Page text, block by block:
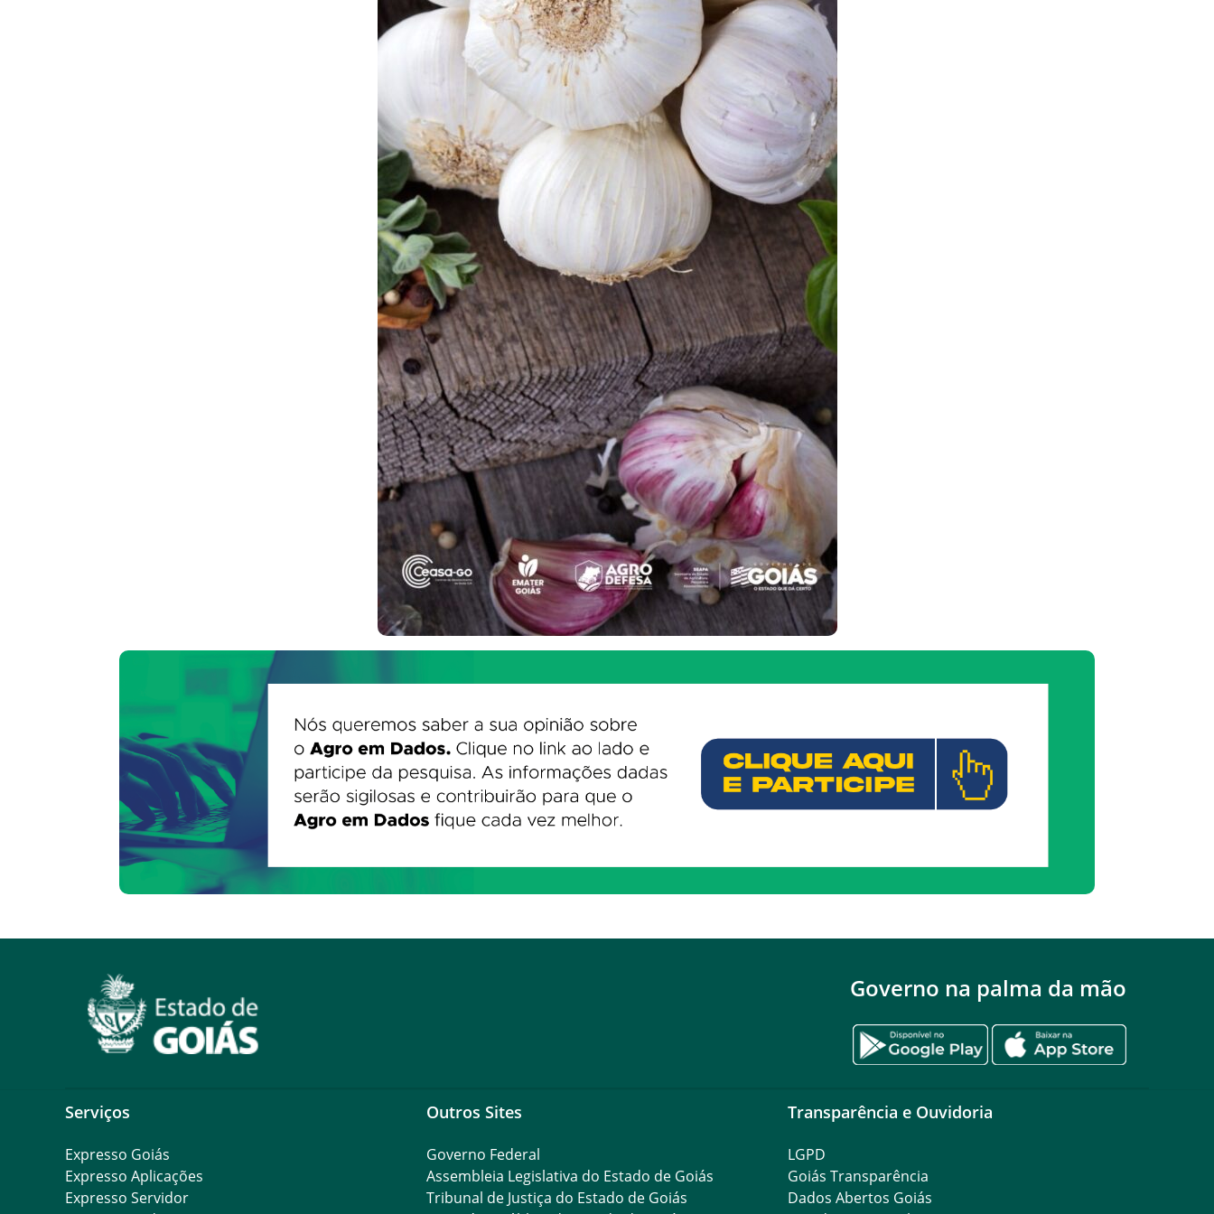
Governo na palma da mão
Serviços
Expresso Goiás
Expresso Aplicações
Expresso Servidor
Outros Sites
Governo Federal
Assembleia Legislativa do Estado de Goiás
Tribunal de Justiça do Estado de Goiás
Transparência e Ouvidoria
LGPD
Goiás Transparência
Dados Abertos Goiás